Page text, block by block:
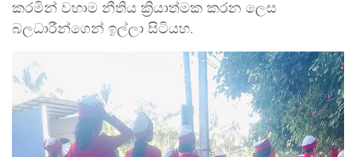
කරමින් වහාම නීතිය ක්‍රියාත්මක කරන ලෙස
බලධාරීන්ගෙන් ඉල්ලා සිටියහ.